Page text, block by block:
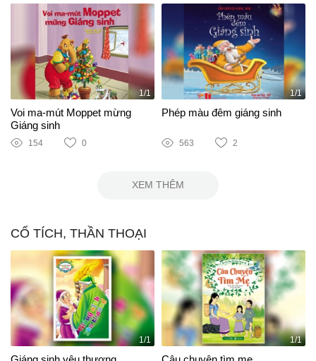
1/1
Voi ma-mút Moppet mừng
Giáng sinh
154 0
1/1
Phép màu đêm giáng sinh
563 2
XEM THÊM
CỔ TÍCH, THẦN THOẠI
1/1 1/1